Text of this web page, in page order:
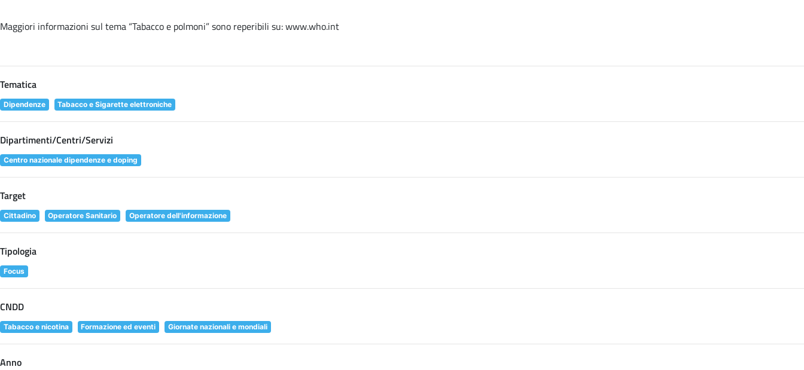
Maggiori informazioni sul tema “Tabacco e polmoni” sono reperibili su: www.who.int
Tematica
Dipendenze Tabacco e Sigarette elettroniche
Dipartimenti/Centri/Servizi
Centro nazionale dipendenze e doping
Target
Cittadino Operatore Sanitario Operatore dell'informazione
Tipologia
Focus
CNDD
Tabacco e nicotina Formazione ed eventi Giornate nazionali e mondiali
Anno